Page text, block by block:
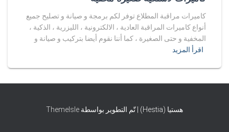
كاميرات مراقبة المطلاع توفر لكم برمجة و صيانة و تصليح جميع
أنواع كاميرات المراقبة العادية ، الالكترونية ، الليزرية ، الذكية ،
المخفية و حتى الصغيرة ، كما أننا نقوم أيضا بتركيب و صيانة و
اقرأ المزيد
هستيا (Hestia) | تّم التطوير بواسطة ThemeIsle